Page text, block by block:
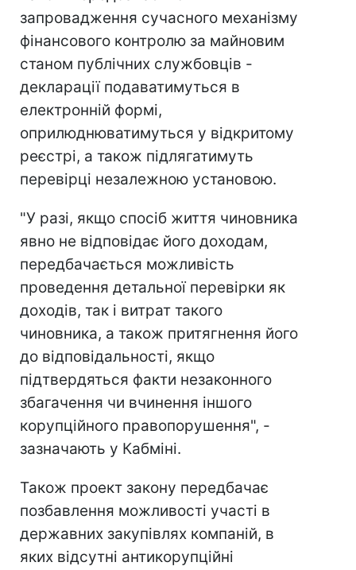
запровадження сучасного механізму
фінансового контролю за майновим
станом публічних службовців -
декларації подаватимуться в
електронній формі,
оприлюднюватимуться у відкритому
реєстрі, а також підлягатимуть
перевірці незалежною установою.
"У разі, якщо спосіб життя чиновника
явно не відповідає його доходам,
передбачається можливість
проведення детальної перевірки як
доходів, так і витрат такого
чиновника, а також притягнення його
до відповідальності, якщо
підтвердяться факти незаконного
збагачення чи вчинення іншого
корупційного правопорушення", -
зазначають у Кабміні.
Також проект закону передбачає
позбавлення можливості участі в
державних закупівлях компаній, в
яких відсутні антикорупційні